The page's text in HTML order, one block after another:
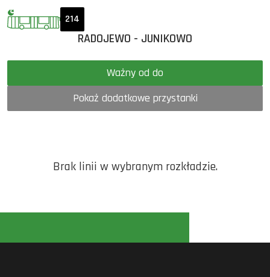
214
RADOJEWO - JUNIKOWO
Ważny od do
Pokaż dodatkowe przystanki
Brak linii w wybranym rozkładzie.